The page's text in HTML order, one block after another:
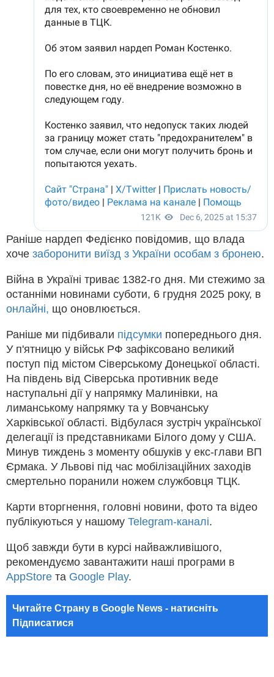
Раніше нардеп Федієнко повідомив, що влада
хоче заборонити виїзд з України особам з бронею.
Війна в Україні триває 1382-го дня. Ми стежимо за
останніми новинами суботи, 6 грудня 2025 року, в
онлайні, що оновлюється.
Раніше ми підбивали підсумки попереднього дня.
У п'ятницю у військ РФ зафіксовано великий
поступ під містом Сіверському Донецької області.
На південь від Сіверська противник веде
наступальні дії у напрямку Малинівки, на
лиманському напрямку та у Вовчанську
Харківської області. Відбулася зустріч української
делегації із представниками Білого дому у США.
Минув тиждень з моменту обшуків у екс-глави ВП
Єрмака. У Львові під час мобілізаційних заходів
смертельно поранили ножем службовця ТЦК.
Карти вторгнення, головні новини, фото та відео
публікуються у нашому Telegram-каналі.
Щоб завжди бути в курсі найважливішого,
рекомендуємо завантажити наші програми в
AppStore та Google Play.
Читайте Страну в Google News - натисніть
Підписатися